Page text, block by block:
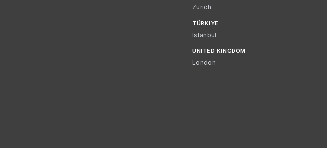
Zurich
TÜRKIYE
Istanbul
UNITED KINGDOM
London